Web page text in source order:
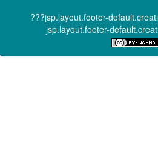
???jsp.layout.footer-
jsp.layout.footer-